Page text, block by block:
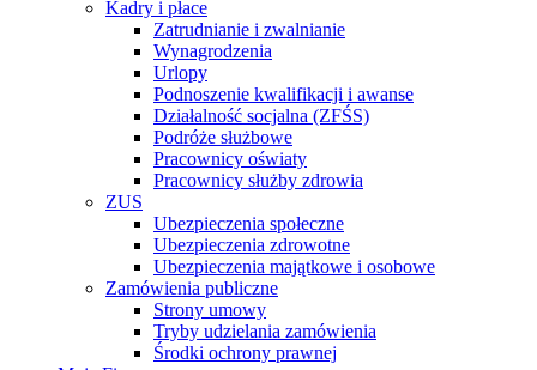
Kadry i płace
Zatrudnianie i zwalnianie
Wynagrodzenia
Urlopy
Podnoszenie kwalifikacji i awanse
Działalność socjalna (ZFŚS)
Podróże służbowe
Pracownicy oświaty
Pracownicy służby zdrowia
ZUS
Ubezpieczenia społeczne
Ubezpieczenia zdrowotne
Ubezpieczenia majątkowe i osobowe
Zamówienia publiczne
Strony umowy
Tryby udzielania zamówienia
Środki ochrony prawnej